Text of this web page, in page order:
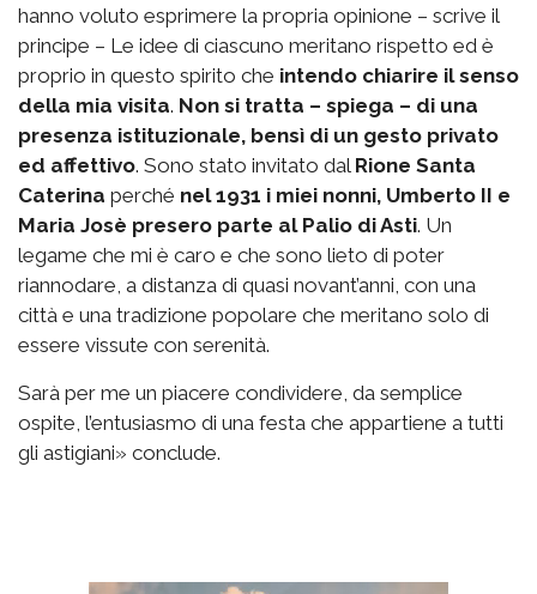
hanno voluto esprimere la propria opinione – scrive il
principe – Le idee di ciascuno meritano rispetto ed è
proprio in questo spirito che intendo chiarire il senso
della mia visita. Non si tratta – spiega – di una
presenza istituzionale, bensì di un gesto privato
ed affettivo. Sono stato invitato dal Rione Santa
Caterina perché nel 1931 i miei nonni, Umberto II e
Maria Josè presero parte al Palio di Asti. Un
legame che mi è caro e che sono lieto di poter
riannodare, a distanza di quasi novant’anni, con una
città e una tradizione popolare che meritano solo di
essere vissute con serenità.
Sarà per me un piacere condividere, da semplice
ospite, l’entusiasmo di una festa che appartiene a tutti
gli astigiani» conclude.